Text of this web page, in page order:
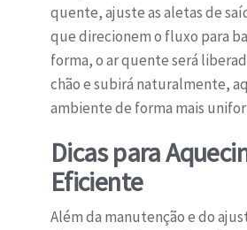
quente, ajuste as aletas de
que direcionem o fluxo para
forma, o ar quente será
chão e subirá naturalmente,
ambiente de forma mais
Dicas para
Eficiente
Além da manutenção e do